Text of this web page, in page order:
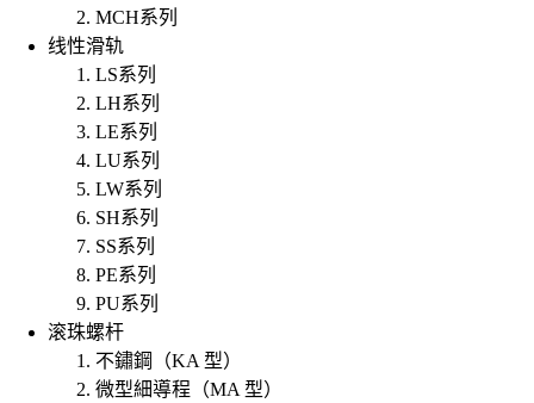
MCH系列
线性滑轨
LS系列
LH系列
LE系列
LU系列
LW系列
SH系列
SS系列
PE系列
PU系列
滚珠螺杆
不鏽鋼（KA 型）
微型細導程（MA 型）